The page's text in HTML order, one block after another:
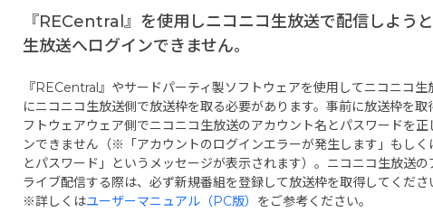
『RECentral』を使用しニコニコ生放送で配信しよう
生放送へログインできません。
『RECentral』やサードパーティ製ソフトウェアを使用してニコニコ
にニコニコ生放送側で放送枠を取る必要があります。事前に放送枠を取
フトウェアウェア側でニコニコ生放送のアカウント名とパスワードを正
ンできません（※「アカウントのログインエラーが発生します」もしく
とパスワード」というメッセージが表示されます）。ニコニコ生放送
ライブ配信する際は、必ず新規番組を登録して放送枠を取得してくださ
※詳しくはユーザーマニュアル（PC版） をご参考ください。